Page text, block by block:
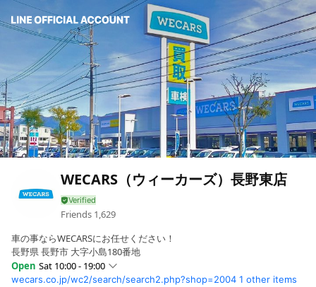
WECARS（ウィーカーズ）長野東店
Friends 1,629
車の事ならWECARSにお任せください！
長野県 長野市 大字小島180番地
Open Sat 10:00 - 19:00
Mon10:00 - 19:00
wecars.co.jp/wc2/search/search2.php?shop=2004 1 other items